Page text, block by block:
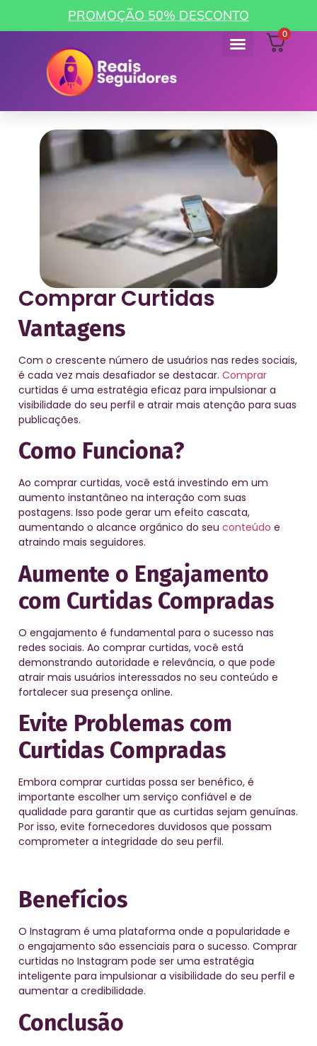
PROMOÇÃO 50% DESCONTO
0
Comprar Curtidas
Vantagens
Com o crescente número de usuários nas redes sociais,
é cada vez mais desafiador se destacar. Comprar
curtidas é uma estratégia eficaz para impulsionar a
visibilidade do seu perfil e atrair mais atenção para suas
publicações.
Como Funciona?
Ao comprar curtidas, você está investindo em um
aumento instantâneo na interação com suas
postagens. Isso pode gerar um efeito cascata,
aumentando o alcance orgânico do seu conteúdo e
atraindo mais seguidores.
Aumente o Engajamento
com Curtidas Compradas
O engajamento é fundamental para o sucesso nas
redes sociais. Ao comprar curtidas, você está
demonstrando autoridade e relevância, o que pode
atrair mais usuários interessados no seu conteúdo e
fortalecer sua presença online.
Evite Problemas com
Curtidas Compradas
Embora comprar curtidas possa ser benéfico, é
importante escolher um serviço confiável e de
qualidade para garantir que as curtidas sejam genuínas.
Por isso, evite fornecedores duvidosos que possam
comprometer a integridade do seu perfil.
Benefícios
O Instagram é uma plataforma onde a popularidade e
o engajamento são essenciais para o sucesso. Comprar
curtidas no Instagram pode ser uma estratégia
inteligente para impulsionar a visibilidade do seu perfil e
aumentar a credibilidade.
Conclusão